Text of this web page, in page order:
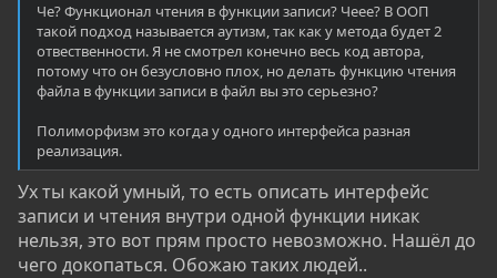
Че? Функционал чтения в функции записи? Чеее? В ООП
такой подход называется аутизм, так как у метода будет 2
отвественности. Я не смотрел конечно весь код автора,
потому что он безусловно плох, но делать функцию чтения
файла в функции записи в файл вы это серьезно?
Полиморфизм это когда у одного интерфейса разная
реализация.
Ух ты какой умный, то есть описать интерфейс
записи и чтения внутри одной функции никак
нельзя, это вот прям просто невозможно. Нашёл до
чего докопаться. Обожаю таких людей..